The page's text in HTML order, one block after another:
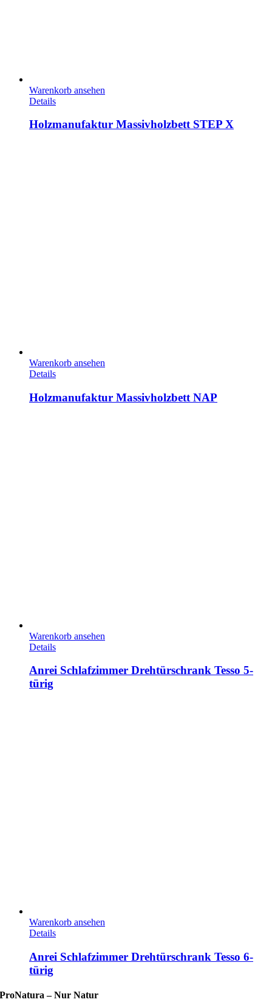
Warenkorb ansehen
Details
Holzmanufaktur Massivholzbett STEP X
Warenkorb ansehen
Details
Holzmanufaktur Massivholzbett NAP
Warenkorb ansehen
Details
Anrei Schlafzimmer Drehtürschrank Tesso 5-
türig
Warenkorb ansehen
Details
Anrei Schlafzimmer Drehtürschrank Tesso 6-
türig
ProNatura –Nur Natur